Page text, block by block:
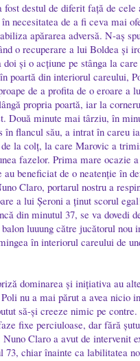
fost destul de diferit față de
necesitatea de a fi ceva mai
apărarea adversă. N-aș
o recuperare a lui Boldea și
și o acțiune pe stânga la
poartă din interiorul careului,
de a profita de o eroare a
propria poartă, iar la
Două minute mai târziu, în
în flancul său, a intrat în careu
la colț, la care Marovic a
fazelor. Prima mare ocazie
au beneficiat de o neatenție în
Claro, portarul nostru a
a lui Șeroni a ținut scorul
din minutul 37, se va dovedi
luuung către jucătorul nou
în interiorul careului de
dominarea și inițiativa au
nu a mai părut a avea nicio
să-și creeze nimic pe
fixe perciuloase, dar fără
Claro a avut de intervenit
73, chiar înainte ca labilitatea